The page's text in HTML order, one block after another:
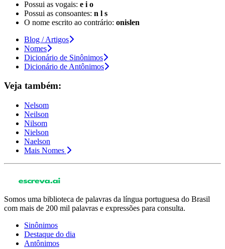
Possui as vogais: e i o
Possui as consoantes: n l s
O nome escrito ao contrário: onislen
Blog / Artigos
Nomes
Dicionário de Sinônimos
Dicionário de Antônimos
Veja também:
Nelsom
Neilson
Nilsom
Nielson
Naelson
Mais Nomes
Somos uma biblioteca de palavras da língua portuguesa do Brasil
com mais de 200 mil palavras e expressões para consulta.
Sinônimos
Destaque do dia
Antônimos